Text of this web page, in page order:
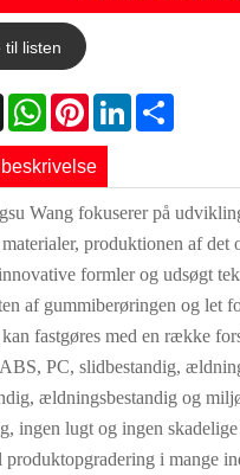
til listen
X WhatsApp
PinterestLinkedIn
Wang fokuserer på
produktionen af det
formler og udsøgt
af gummiberøringen og let
fastgøres med en række
ABS, PC, slidbestandig,
ældningsbestandig og
ingen lugt og ingen
produktopgradering i mange